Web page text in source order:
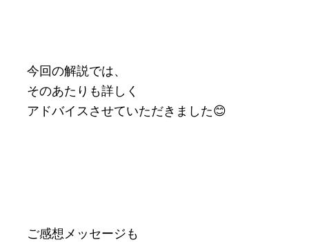
今回の解説では、
そのあたりも詳しく
アドバイスさせていただきました😊
ご感想メッセージも